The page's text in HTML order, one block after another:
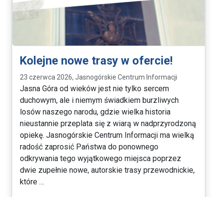
Kolejne nowe trasy w ofercie!
23 czerwca 2026, Jasnogórskie Centrum Informacji
Jasna Góra od wieków jest nie tylko sercem
duchowym, ale i niemym świadkiem burzliwych
losów naszego narodu, gdzie wielka historia
nieustannie przeplata się z wiarą w nadprzyrodzoną
opiekę. Jasnogórskie Centrum Informacji ma wielką
radość zaprosić Państwa do ponownego
odkrywania tego wyjątkowego miejsca poprzez
dwie zupełnie nowe, autorskie trasy przewodnickie,
które …